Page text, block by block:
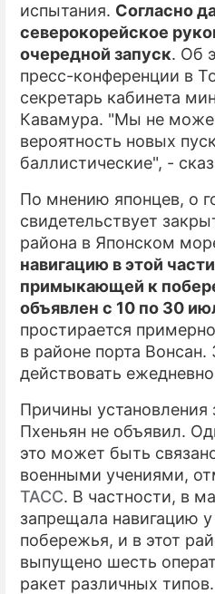
испытания. Согласно
северокорейское
очередной запуск. Об
пресс-конференции в
секретарь кабинета
Кавамура. "Мы не
вероятность новых
баллистические", -
По мнению японцев, о
свидетельствует
района в Японском
навигацию в этой
примыкающей к
объявлен с 10 по 30
простирается
в районе порта Вонсан.
действовать
Причины установления
Пхеньян не объявил.
это может быть
военными учениями,
ТАСС. В частности, в
запрещала навигацию у
побережья, и в этот
выпущено шесть
ракет различных типов.